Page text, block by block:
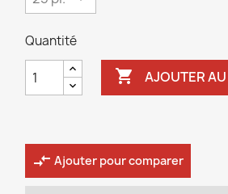
Quantité
 AJOUTER
compare_arrows Ajouter pour comparer